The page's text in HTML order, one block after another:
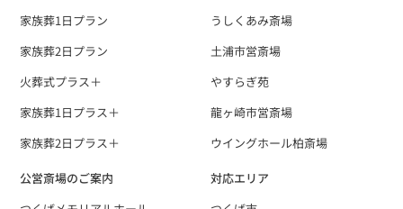
家族葬1日プラン
家族葬2日プラン
火葬式プラス＋
家族葬1日プラス＋
家族葬2日プラス＋
うしくあみ斎場
土浦市営斎場
やすらぎ苑
龍ヶ崎市営斎場
ウイングホール柏斎場
公営斎場のご案内
対応エリア